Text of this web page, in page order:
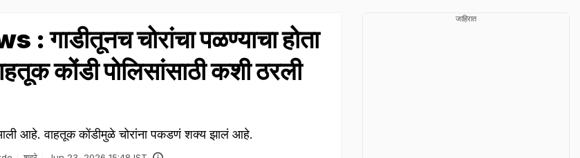
गाडीतूनच चोरांचा पळण्याचा होता
कोंडी पोलिसांसाठी कशी ठरली
आहे. वाहतूक कोंडीमुळे चोरांना पकडणं शक्य झालं आहे.
जाहिरात